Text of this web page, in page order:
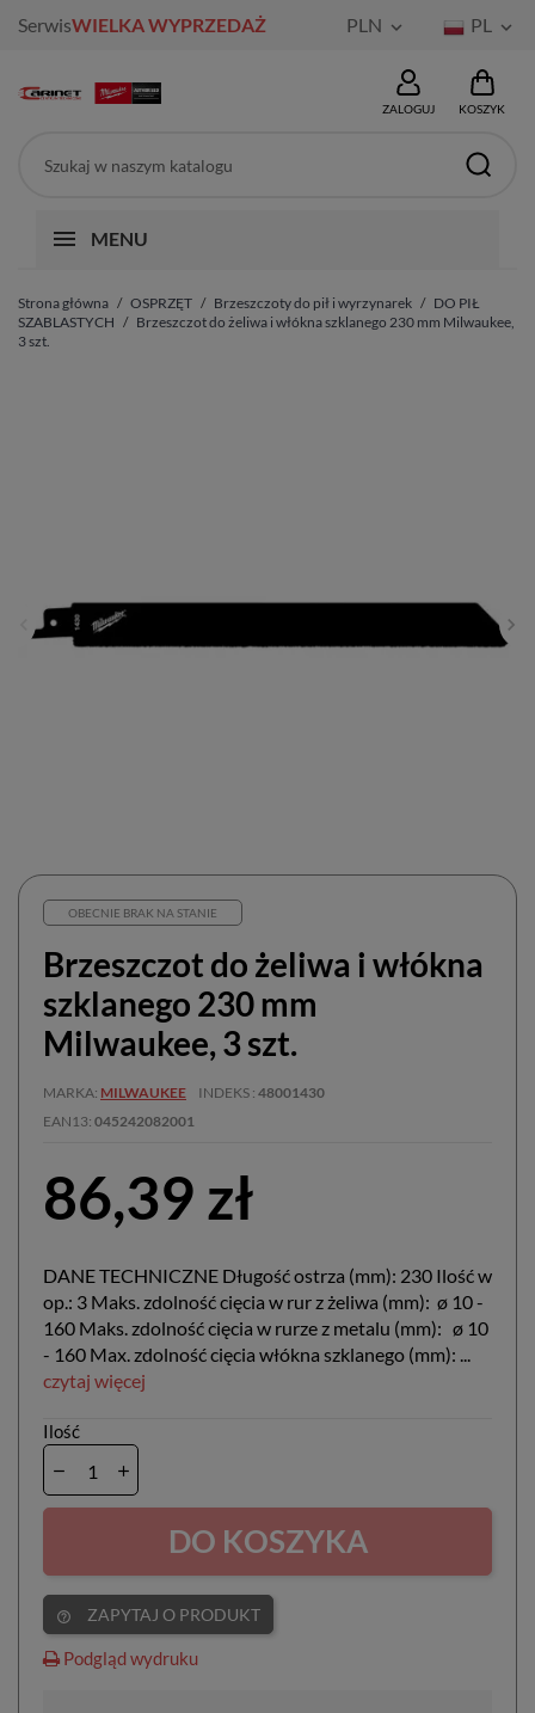
SerwisWIELKA WYPRZEDAŻ PLN  PL 
ZALOGUJ KOSZYK
MENU
Strona główna OSPRZĘT Brzeszczoty do pił i wyrzynarek
DO PIŁ
SZABLASTYCH
Brzeszczot do żeliwa i włókna szklanego 230 mm Milwaukee,
3 szt.
OBECNIE BRAK NA STANIE
Brzeszczot do żeliwa i włókna
szklanego 230 mm
Milwaukee, 3 szt.
MARKA MILWAUKEE INDEKS 48001430
EAN13 045242082001
86,39 zł
DANE TECHNICZNE Długość ostrza (mm): 230 Ilość w
op.: 3 Maks. zdolność cięcia w rur z żeliwa (mm): ø 10 -
160 Maks. zdolność cięcia w rurze z metalu (mm): ø 10
- 160 Max. zdolność cięcia włókna szklanego (mm): ...
czytaj więcej
Ilość
DO KOSZYKA
help_outline ZAPYTAJ O PRODUKT
Podgląd wydruku